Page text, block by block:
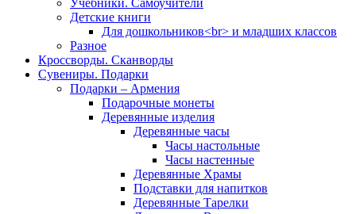
Учебники. Самоучители
Детские книги
Для дошкольников<br> и младших классов
Разное
Кроссворды. Сканворды
Сувениры. Подарки
Подарки – Армения
Подарочные монеты
Деревянные изделия
Деревянные часы
Часы настольные
Часы настенные
Деревянные Храмы
Подставки для напитков
Деревянные Тарелки